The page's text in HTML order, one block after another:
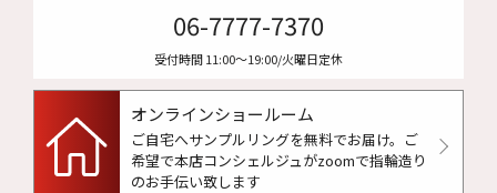
06-7777-7370
受付時間 11:00〜19:00/火曜日定休
オンラインショールーム
ご自宅へサンプルリングを無料でお届け。 ご
希望で本店コンシェルジュがzoomで指輪造り
のお手伝い致します